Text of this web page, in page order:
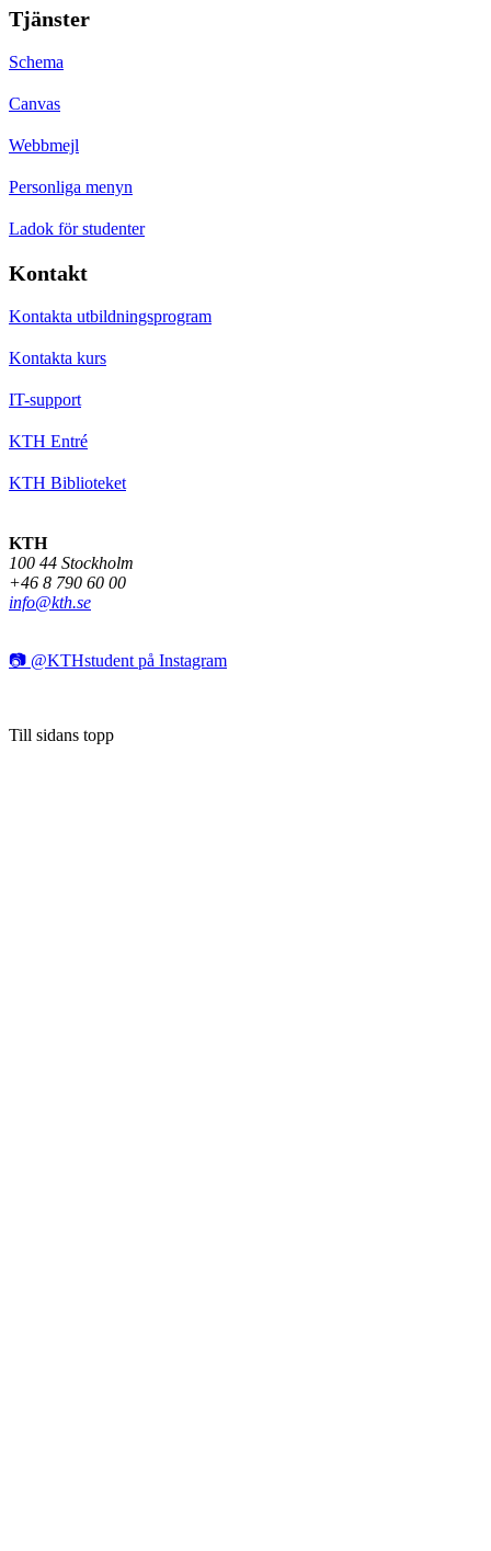
Tjänster
Schema
Canvas
Webbmejl
Personliga menyn
Ladok för studenter
Kontakt
Kontakta utbildningsprogram
Kontakta kurs
IT-support
KTH Entré
KTH Biblioteket
KTH
100 44 Stockholm
+46 8 790 60 00
info@kth.se
📷 @KTHstudent på Instagram
Till sidans topp